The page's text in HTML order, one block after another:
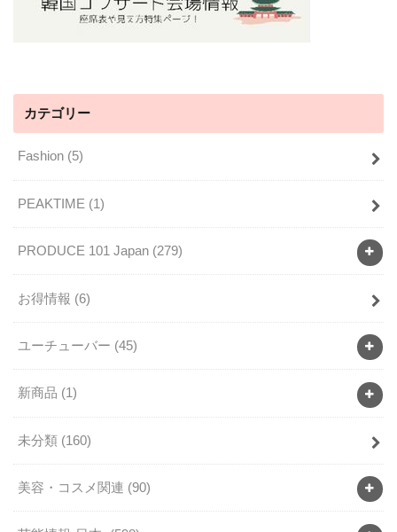
カテゴリー
Fashion (5)
PEAKTIME (1)
PRODUCE 101 Japan (279)
お得情報 (6)
ユーチューバー (45)
新商品 (1)
未分類 (160)
美容・コスメ関連 (90)